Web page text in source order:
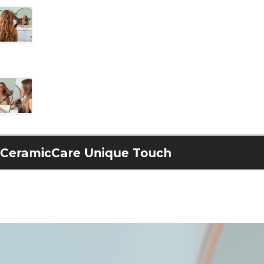
CeramicCare Unique Touch